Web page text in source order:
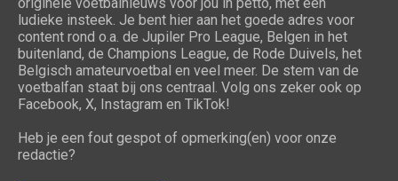
ludieke insteek. Je bent hier aan het goede adres voor
content rond o.a. de Jupiler Pro League, Belgen in het
buitenland, de Champions League, de Rode Duivels, het
Belgisch amateurvoetbal en veel meer. De stem van de
voetbalfan staat bij ons centraal. Volg ons zeker ook op
Facebook, X, Instagram en TikTok!
Heb je een fout gespot of opmerking(en) voor onze
redactie?